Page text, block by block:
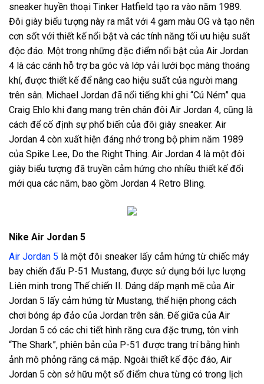
sneaker huyền thoại Tinker Hatfield tạo ra vào năm 1989.
Đôi giày biểu tượng này ra mắt với 4 gam màu OG và tạo nên
cơn sốt với thiết kế nổi bật và các tính năng tối ưu hiệu suất
độc đáo. Một trong những đặc điểm nổi bật của Air Jordan
4 là các cánh hỗ trợ ba góc và lớp vải lưới bọc màng thoáng
khí, được thiết kế để nâng cao hiệu suất của người mang
trên sân. Michael Jordan đã nổi tiếng khi ghi “Cú Ném” qua
Craig Ehlo khi đang mang trên chân đôi Air Jordan 4, cũng là
cách để cố định sự phổ biến của đôi giày sneaker. Air
Jordan 4 còn xuất hiện đáng nhớ trong bộ phim năm 1989
của Spike Lee, Do the Right Thing. Air Jordan 4 là một đôi
giày biểu tượng đã truyền cảm hứng cho nhiều thiết kế đổi
mới qua các năm, bao gồm Jordan 4 Retro Bling.
Nike Air Jordan 5
Air Jordan 5 là một đôi sneaker lấy cảm hứng từ chiếc máy
bay chiến đấu P-51 Mustang, được sử dụng bởi lực lượng
Liên minh trong Thế chiến II. Dáng dấp mạnh mẽ của Air
Jordan 5 lấy cảm hứng từ Mustang, thể hiện phong cách
chơi bóng áp đảo của Jordan trên sân. Đế giữa của Air
Jordan 5 có các chi tiết hình răng cưa đặc trưng, tôn vinh
“The Shark”, phiên bản của P-51 được trang trí bằng hình
ảnh mô phỏng răng cá mập. Ngoài thiết kế độc đáo, Air
Jordan 5 còn sở hữu một số điểm chưa từng có trong lịch